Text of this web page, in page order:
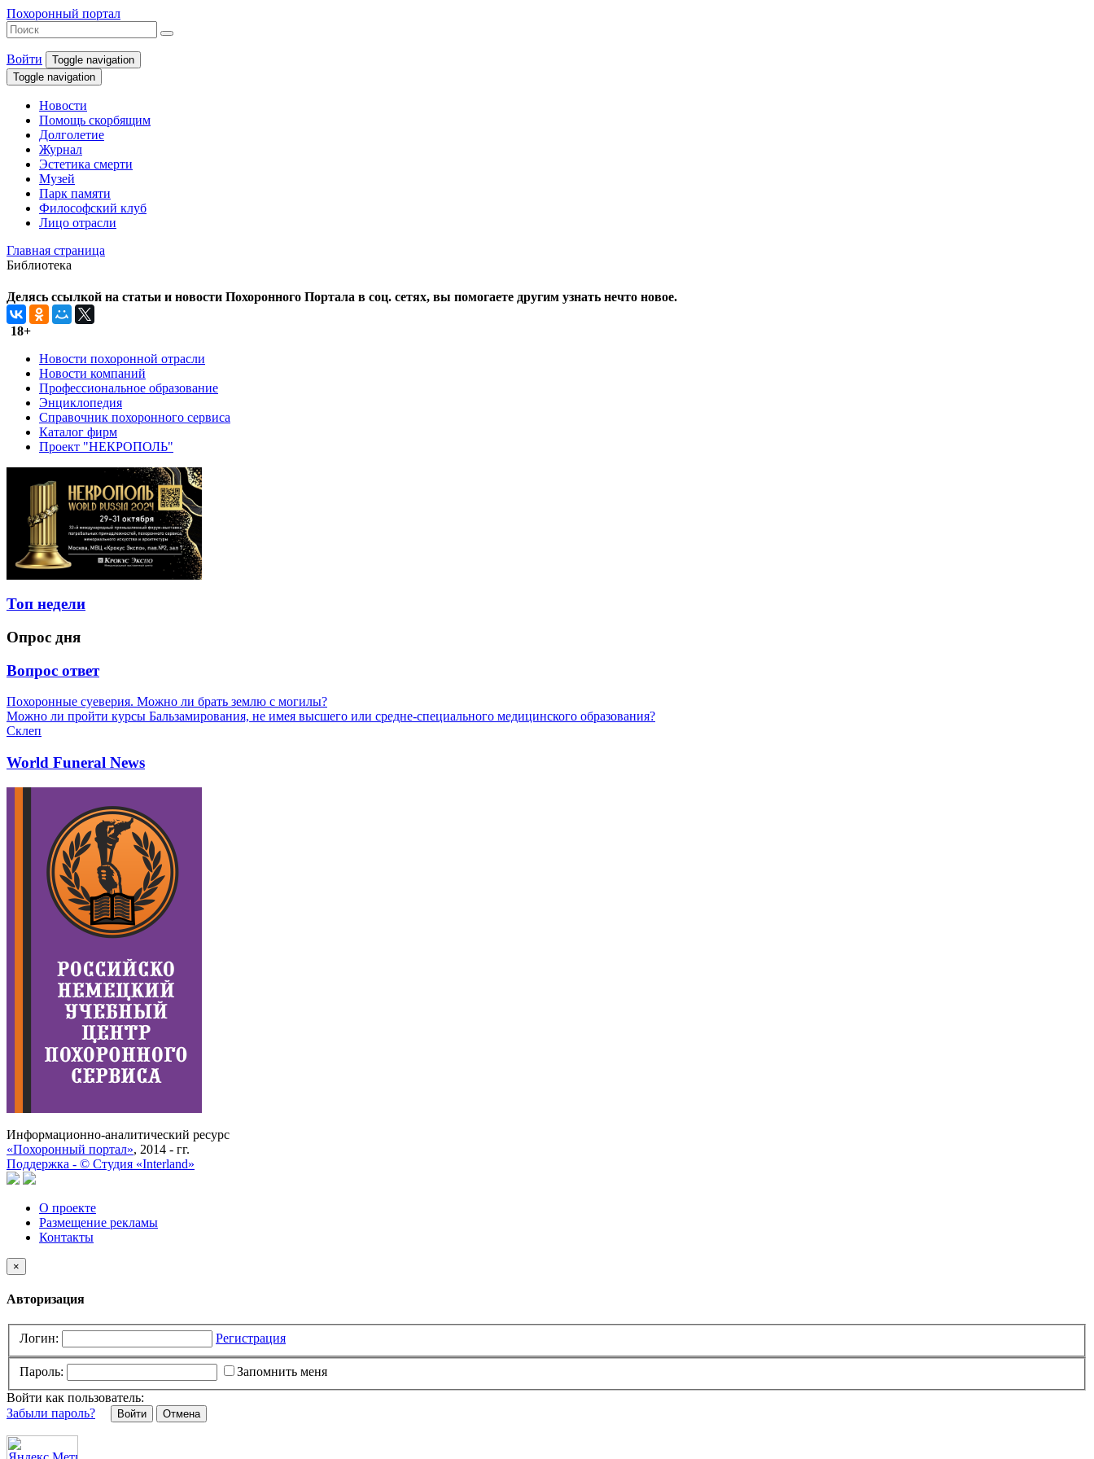
Похоронный портал
Войти
Toggle navigation
Toggle navigation
Новости
Помощь скорбящим
Долголетие
Журнал
Эстетика смерти
Музей
Парк памяти
Философский клуб
Лицо отрасли
Главная страница
Библиотека
Делясь ссылкой на статьи и новости Похоронного Портала в соц. сетях, вы помогаете другим узнать нечто новое.
18+
Новости похоронной отрасли
Новости компаний
Профессиональное образование
Энциклопедия
Справочник похоронного сервиса
Каталог фирм
Проект "НЕКРОПОЛЬ"
Топ недели
Опрос дня
Вопрос ответ
Похоронные суеверия. Можно ли брать землю с могилы?
Можно ли пройти курсы Бальзамирования, не имея высшего или средне-специального медицинского образования?
Склеп
World Funeral News
Информационно-аналитический ресурс
«Похоронный портал», 2014 - гг.
Поддержка - © Cтудия «Interland»
О проекте
Размещение рекламы
Контакты
×
Авторизация
Логин: Регистрация
Пароль:
Запомнить меня
Войти как пользователь:
Забыли пароль?
Отмена